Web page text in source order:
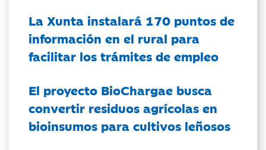
La Xunta instalará 170 puntos de
información en el rural para
facilitar los trámites de empleo
El proyecto BioChargae busca
convertir residuos agrícolas en
bioinsumos para cultivos leñosos